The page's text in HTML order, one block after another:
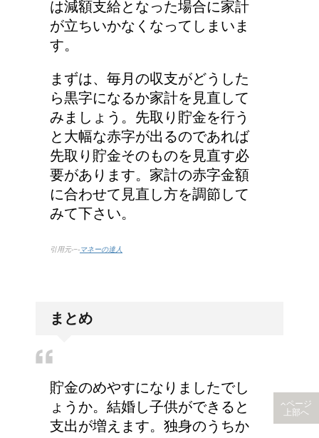
は減額支給となった場合に家計
が立ちいかなくなってしまいま
す。
まずは、毎月の収支がどうした
ら黒字になるか家計を見直して
みましょう。先取り貯金を行う
と大幅な赤字が出るのであれば
先取り貯金そのものを見直す必
要があります。家計の赤字金額
に合わせて見直し方を調節して
みて下さい。
引用元-−-マネーの達人
まとめ
貯金のめやすになりましたでし
ょうか。結婚し子供ができると
支出が増えます。独身のうちか
ページ
上部へ